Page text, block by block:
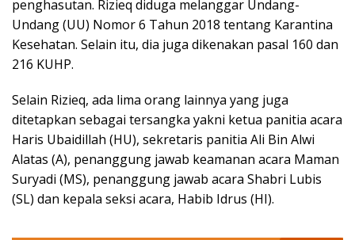
penghasutan. Rizieq diduga melanggar Undang-
Undang (UU) Nomor 6 Tahun 2018 tentang Karantina
Kesehatan. Selain itu, dia juga dikenakan pasal 160 dan
216 KUHP.
Selain Rizieq, ada lima orang lainnya yang juga
ditetapkan sebagai tersangka yakni ketua panitia acara
Haris Ubaidillah (HU), sekretaris panitia Ali Bin Alwi
Alatas (A), penanggung jawab keamanan acara Maman
Suryadi (MS), penanggung jawab acara Shabri Lubis
(SL) dan kepala seksi acara, Habib Idrus (HI).